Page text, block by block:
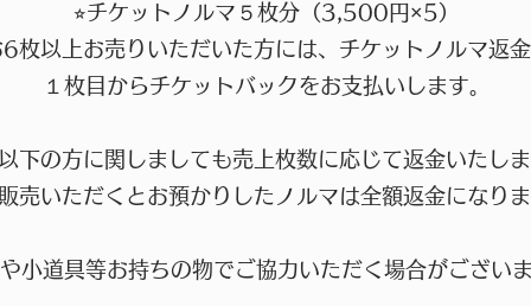
⭐︎チケットノルマ５枚分（3,500円×5）
枚以上お売りいただいた方には、チケットノルマ返金
１枚目からチケットバックをお支払いします。
下の方に関しましても売上枚数に応じて返金いたしま
売いただくとお預かりしたノルマは全額返金になりま
小道具等お持ちの物でご協力いただく場合がございま